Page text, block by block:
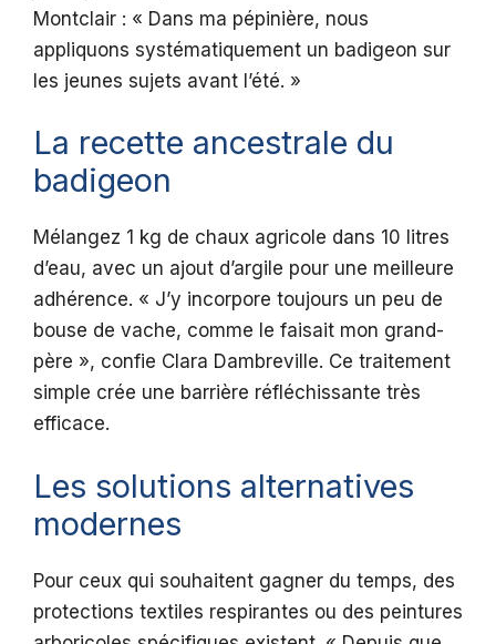
Montclair : « Dans ma pépinière, nous
appliquons systématiquement un badigeon sur
les jeunes sujets avant l’été. »
La recette ancestrale du
badigeon
Mélangez 1 kg de chaux agricole dans 10 litres
d’eau, avec un ajout d’argile pour une meilleure
adhérence. « J’y incorpore toujours un peu de
bouse de vache, comme le faisait mon grand-
père », confie Clara Dambreville. Ce traitement
simple crée une barrière réfléchissante très
efficace.
Les solutions alternatives
modernes
Pour ceux qui souhaitent gagner du temps, des
protections textiles respirantes ou des peintures